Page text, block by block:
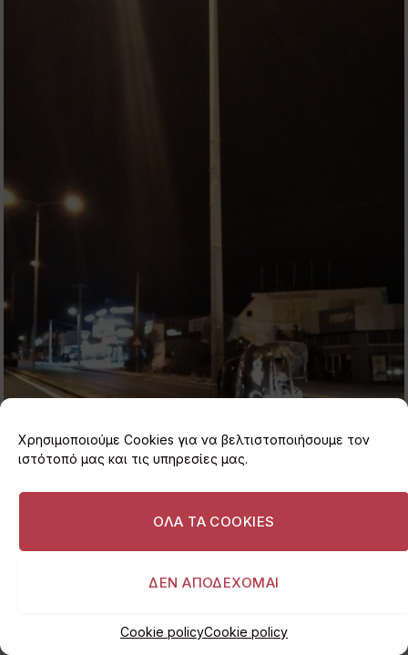
Χρησιμοποιούμε Cookies για να βελτιστοποιήσουμε τον
ιστότοπό μας και τις υπηρεσίες μας.
ΟΛΑ ΤΑ COOKIES
ΔΕΝ ΑΠΟΔΕΧΟΜΑΙ
Cookie policyCookie policy